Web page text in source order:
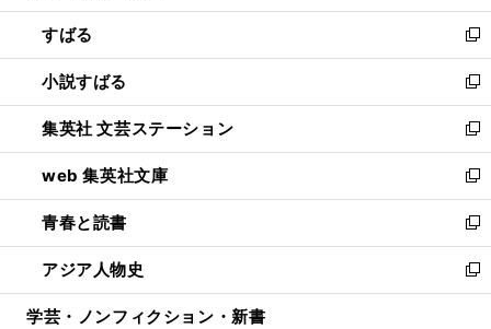
開
く
ウ
で
開
く
ン
ド
ウ
で
開
く
すばる
新
し
い
ウ
ィ
ン
ド
ウ
で
開
く
小説すばる
新
し
い
ウ
ィ
ン
ド
ウ
で
開
集英社 文芸ステーション
新
し
い
ウ
ィ
ン
ド
ウ
web 集英社文庫
新
し
い
ウ
ィ
ン
青春と読書
新
し
い
ウ
アジア人物史
新
し
学芸・ノンフィクション・新書